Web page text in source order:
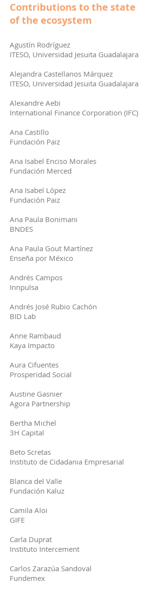
Contributions to the state
of the ecosystem
Agustín Rodríguez
ITESO, Universidad Jesuita Guadalajara
Alejandra Castellanos Márquez
ITESO, Universidad Jesuita Guadalajara
Alexandre Aebi
International Finance Corporation (IFC)
Ana Castillo
Fundación Paiz
Ana Isabel Enciso Morales
Fundación Merced
Ana Isabel López
Fundación Paiz
Ana Paula Bonimani
BNDES
Ana Paula Gout Martínez
Enseña por México
Andrés Campos
Innpulsa
Andrés José Rubio Cachón
BID Lab
Anne Rambaud
Kaya Impacto
Aura Cifuentes
Prosperidad Social
Austine Gasnier
Agora Partnership
Bertha Michel
3H Capital
Beto Scretas
Instituto de Cidadania Empresarial
Blanca del Valle
Fundación Kaluz
Camila Aloi
GIFE
Carla Duprat
Instituto Intercement
Carlos Zarazúa Sandoval
Fundemex